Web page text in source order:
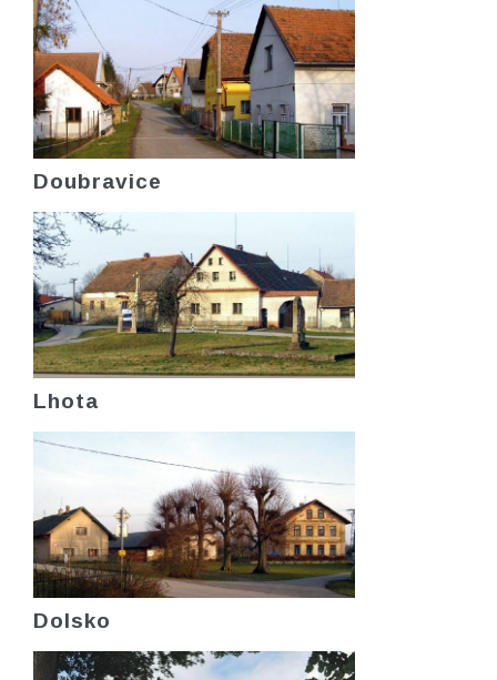
Doubravice
Lhota
Dolsko